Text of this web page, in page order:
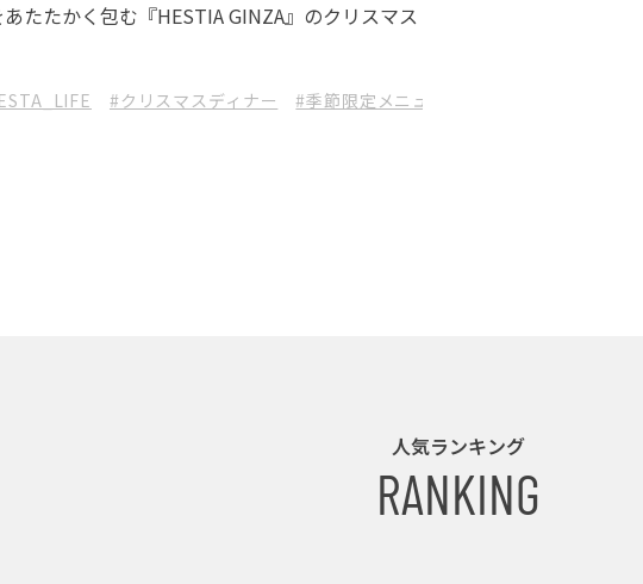
たたかく包む『HESTIA GINZA』のクリスマス
#クリスマスディナー #季節限定メニュー
人気ランキング
RANKING